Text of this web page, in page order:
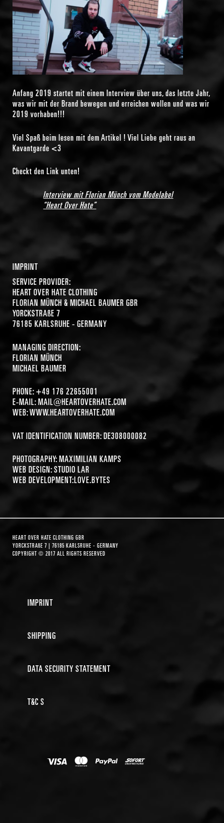
Anfang 2019 startet mit einem Interview über uns, das letzte Jahr,
was wir mit der Brand bewegen und erreichen wollen und was wir
2019 vorhaben!!!
Viel Spaß beim lesen mit dem Artikel ! Viel Liebe geht raus an
Kavantgarde <3
Checkt den Link unten!
Interview mit Florian Münch vom Modelabel
“Heart Over Hate”
IMPRINT
SERVICE PROVIDER:
HEART OVER HATE CLOTHING
FLORIAN MÜNCH & MICHAEL BAUMER GBR
YORCKSTRAßE 7
76185 KARLSRUHE - GERMANY
MANAGING DIRECTION:
FLORIAN MÜNCH
MICHAEL BAUMER
PHONE: +49 176 22655001
E-MAIL:MAIL@HEARTOVERHATE.COM
WEB: WWW.HEARTOVERHATE.COM
VAT IDENTIFICATION NUMBER: DE308000082
PHOTOGRAPHY:MAXIMILIAN KAMPS
WEB DESIGN:STUDIO LAR
WEB DEVELOPMENT:LOVE.BYTES
HEART OVER HATE CLOTHING GBR
YORCKSTRAßE 7 | 76185 KARLSRUHE - GERMANY
COPYRIGHT © 2017 ALL RIGHTS RESERVED
IMPRINT
SHIPPING
DATA SECURITY STATEMENT
T&C S